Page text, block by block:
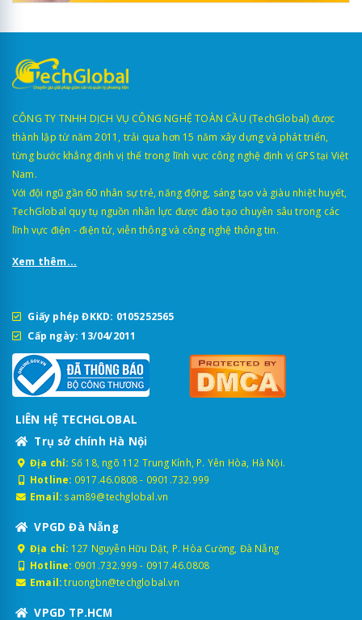
CÔNG TY TNHH DỊCH VỤ CÔNG NGHỆ TOÀN CẦU (TechGlobal) được
thành lập từ năm 2011, trải qua hơn 15 năm xây dựng và phát triển,
từng bước khẳng định vị thế trong lĩnh vực công nghệ định vị GPS tại Việt
Nam.
Với đội ngũ gần 60 nhân sự trẻ, năng động, sáng tạo và giàu nhiệt huyết,
TechGlobal quy tụ nguồn nhân lực được đào tạo chuyên sâu trong các
lĩnh vực điện - điện tử, viễn thông và công nghệ thông tin.
Xem thêm...
Giấy phép ĐKKD: 0105252565
Cấp ngày: 13/04/2011
LIÊN HỆ TECHGLOBAL
Trụ sở chính Hà Nội
Địa chỉ: Số 18, ngõ 112 Trung Kính, P. Yên Hòa, Hà Nội.
Hotline: 0917.46.0808- 0901.732.999
Email: sam89@techglobal.vn
VPGD Đà Nẵng
Địa chỉ: 127 Nguyễn Hữu Dật, P. Hòa Cường, Đà Nẵng
Hotline: 0901.732.999 - 0917.46.0808
Email: truongbn@techglobal.vn
VPGD TP.HCM